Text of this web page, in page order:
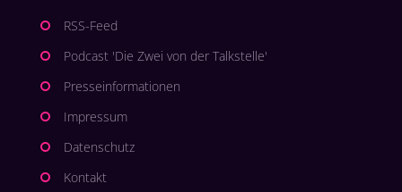
RSS-Feed
Podcast 'Die Zwei von der Talkstelle'
Presseinformationen
Impressum
Datenschutz
Kontakt